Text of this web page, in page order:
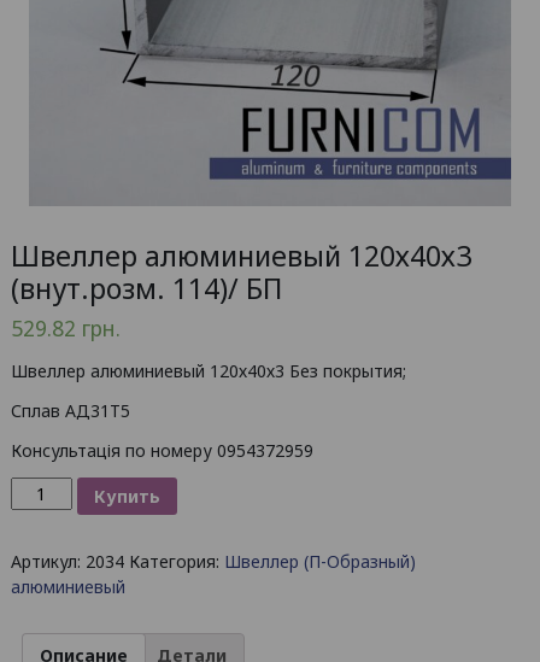
Швеллер алюминиевый 120х40х3
(внут.розм. 114)/ БП
529.82 грн.
Швеллер алюминиевый 120х40х3 Без покрытия;
Сплав АД31Т5
Консультація по номеру 0954372959
Количество
товара
алюминиевый
120х40х3
114)/
Купить
Артикул: 2034 Категория: Швеллер (П-Образный)
алюминиевый
Описание Детали